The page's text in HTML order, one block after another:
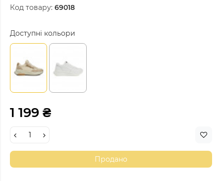
Код товару: 69018
Доступні кольори
1 199 ₴
Продано